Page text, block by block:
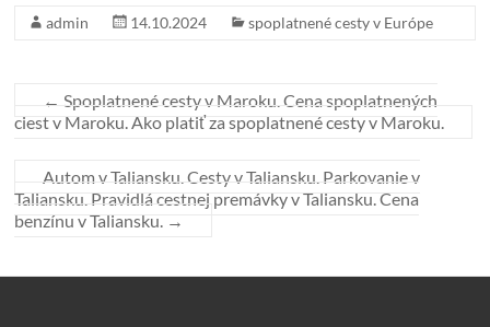
admin 14.10.2024 spoplatnené cesty v Európe
← Spoplatnené cesty v Maroku. Cena spoplatnených
ciest v Maroku. Ako platiť za spoplatnené cesty v Maroku.
Autom v Taliansku. Cesty v Taliansku. Parkovanie v
Taliansku. Pravidlá cestnej premávky v Taliansku. Cena
benzínu v Taliansku. →